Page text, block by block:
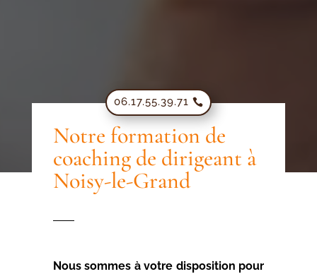
06.17.55.39.71
Notre formation de
coaching de dirigeant à
Noisy-le-Grand
Nous sommes à votre disposition pour